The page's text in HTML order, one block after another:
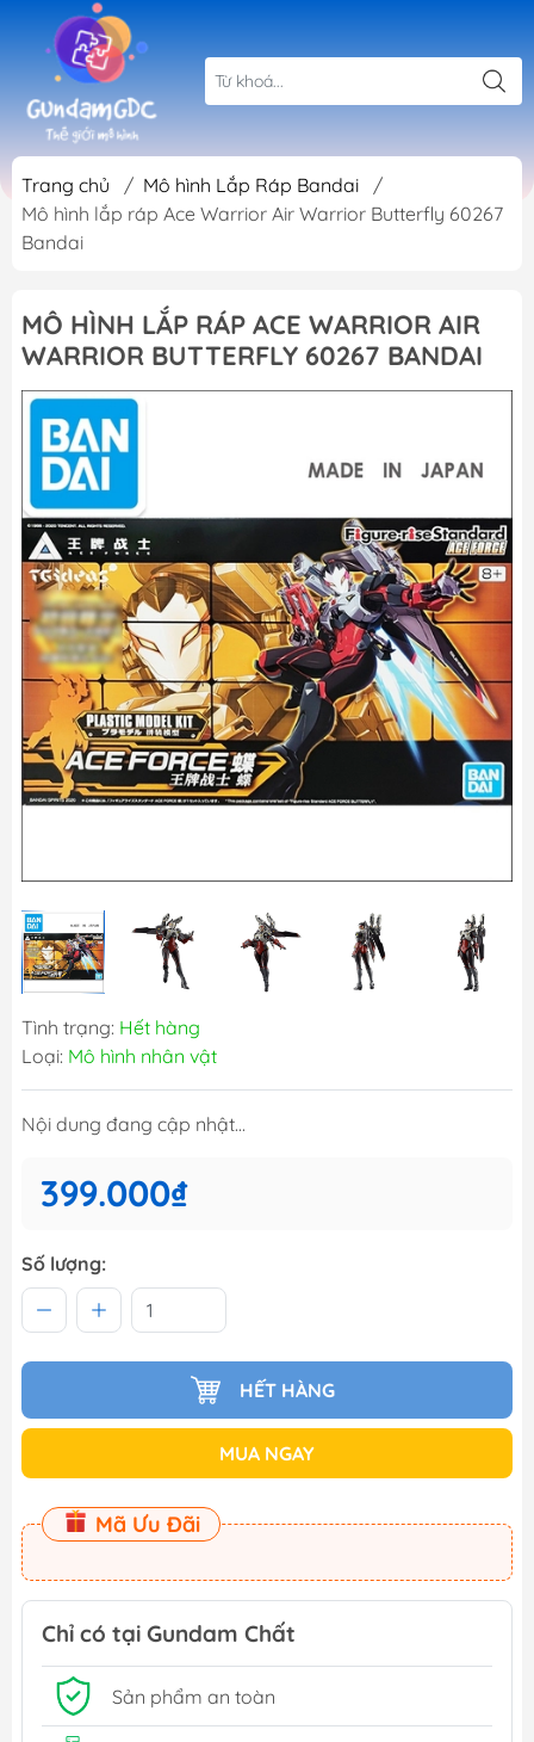
Trang chủ / Mô hình Lắp Ráp Bandai
/
Mô hình lắp ráp Ace Warrior Air Warrior Butterfly 60267
Bandai
MÔ HÌNH LẮP RÁP ACE WARRIOR AIR
WARRIOR BUTTERFLY 60267 BANDAI
Tình trạng: Hết hàng
Loại: Mô hình nhân vật
Nội dung đang cập nhật...
399.000₫
Số lượng:
HẾT HÀNG
MUA NGAY
Mã Ưu Đãi
Chỉ có tại Gundam Chất
Sản phẩm an toàn